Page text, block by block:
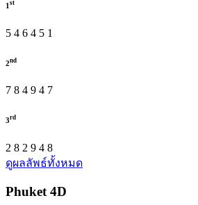
1 st
5 4 6 4 5 1
2nd
7 8 4 9 4 7
3rd
2 8 2 9 4 8
ดูผลลัพธ์ทั้งหมด
Phuket4D